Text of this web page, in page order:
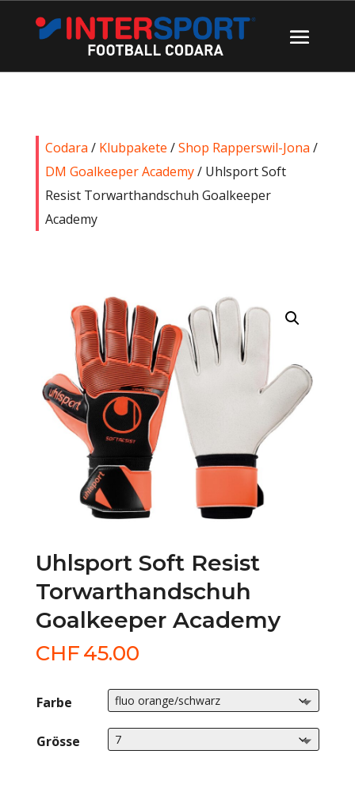
Codara / Klubpakete /Shop Rapperswil-Jona /
DM Goalkeeper Academy/ Uhlsport Soft
Resist Torwarthandschuh Goalkeeper
Academy
Uhlsport Soft Resist
Torwarthandschuh
Goalkeeper Academy
CHF45.00
Farbe
Grösse